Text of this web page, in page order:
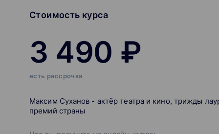
Стоимость курса
3 490 ₽
есть рассрочка
Максим Суханов - актёр театра и кино, трижды
премий страны